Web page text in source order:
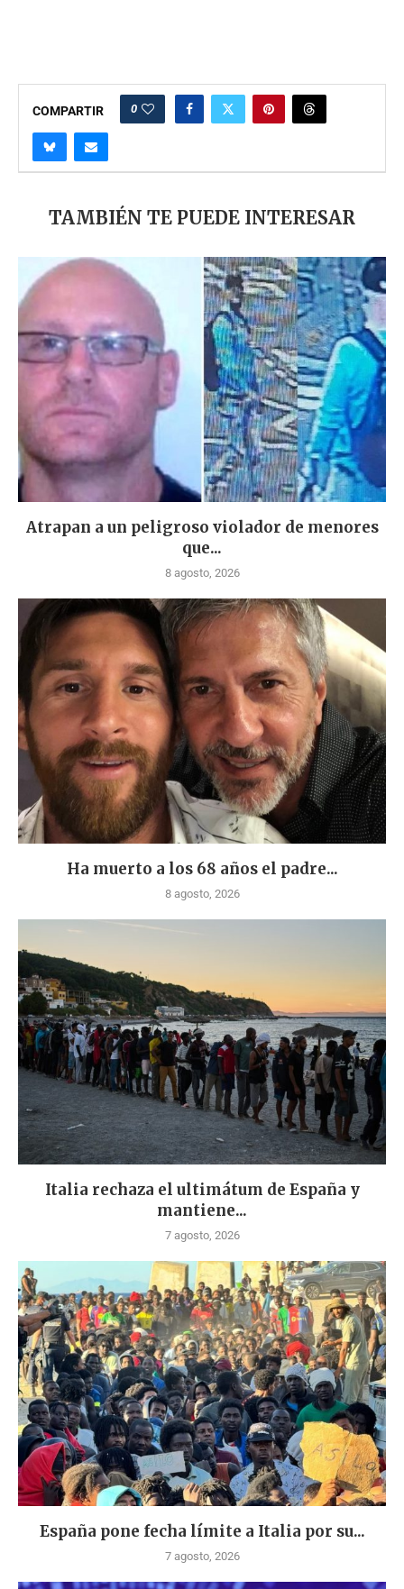
COMPARTIR 0
TAMBIÉN TE PUEDE INTERESAR
Atrapan a un peligroso violador de menores
que...
8 agosto, 2026
Ha muerto a los 68 años el padre...
8 agosto, 2026
Italia rechaza el ultimátum de España y
mantiene...
7 agosto, 2026
España pone fecha límite a Italia por su...
7 agosto, 2026